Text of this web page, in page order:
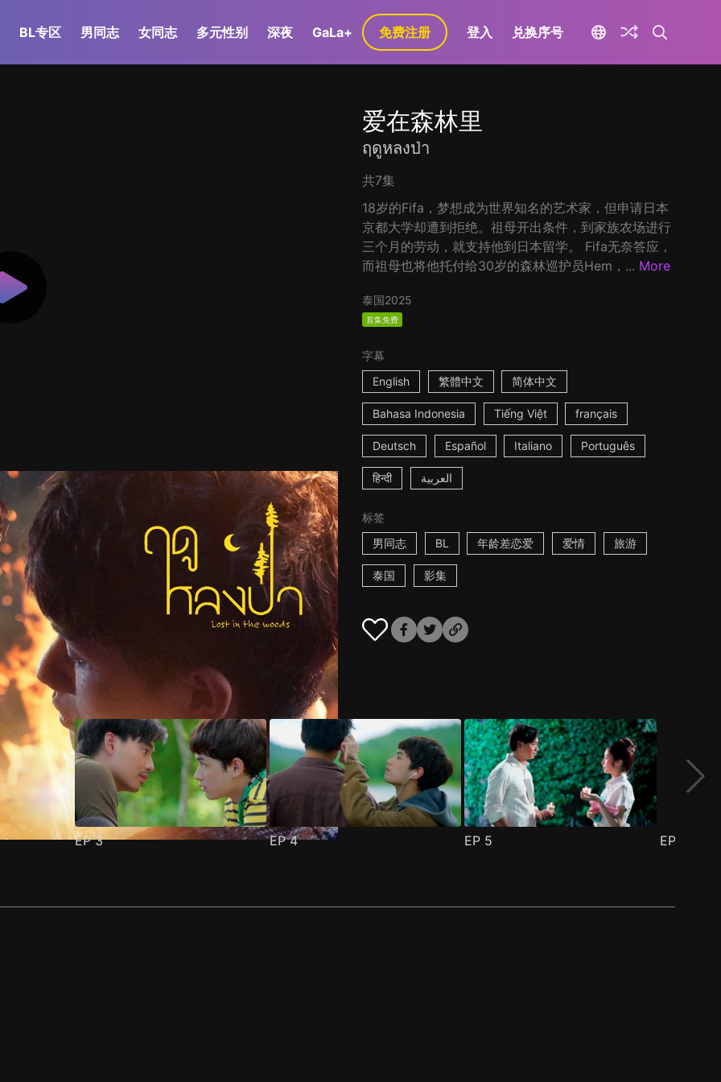
BL专区 男同志 女同志 多元性别 深夜 GaLa+ 免费注册 登入 兑换序号
爱在森林里
ฤดูหลงป่า
共7集
18岁的Fifa，梦想成为世界知名的艺术家，但申请日本
京都大学却遭到拒绝。祖母开出条件，到家族农场进行
三个月的劳动，就支持他到日本留学。 Fifa无奈答应，
而祖母也将他托付给30岁的森林巡护员Hem，... More
泰国2025
首集免费
字幕
English
繁體中文 简体中文
Bahasa Indonesia Tiếng Việt français
Deutsch Español Italiano Português
हिन्दी العربية
标签
男同志
BL 年龄差恋爱 爱情 旅游
泰国 影集
EP3 EP4 EP 5 EP